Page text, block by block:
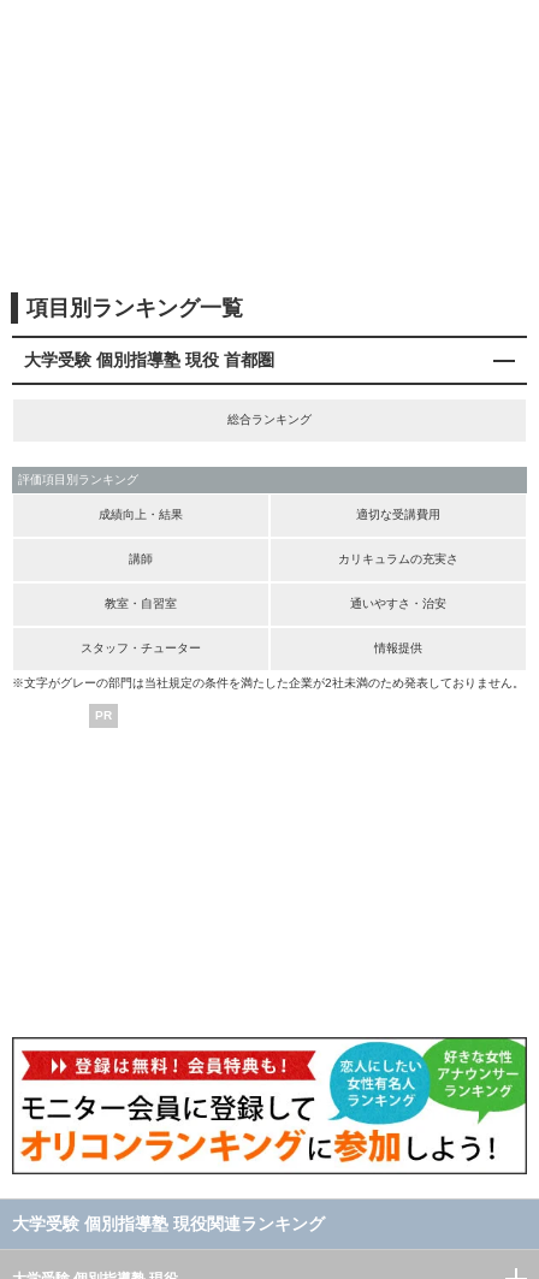
項目別ランキング一覧
大学受験 個別指導塾 現役 首都圏
総合ランキング
評価項目別ランキング
成績向上・結果 適切な受講費用
講師 カリキュラムの充実さ
教室・自習室 通いやすさ・治安
スタッフ・チューター 情報提供
※文字がグレーの部門は当社規定の条件を満たした企業が2社未満のため発表しておりません。
PR
大学受験 個別指導塾 現役関連ランキング